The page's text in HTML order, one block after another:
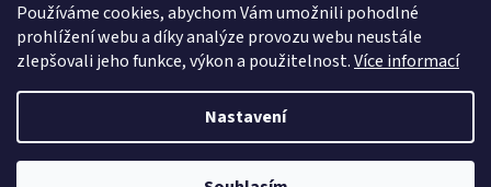
Používáme cookies, abychom Vám umožnili pohodlné
prohlížení webu a díky analýze provozu webu neustále
zlepšovali jeho funkce, výkon a použitelnost.Více informací
Nastavení
Položka byla vyprodána…
Vytvořil Shoptet